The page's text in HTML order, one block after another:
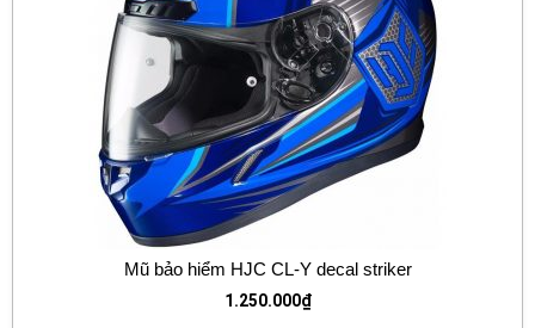
Mũ bảo hiểm HJC CL-Y decal striker
1.250.000₫